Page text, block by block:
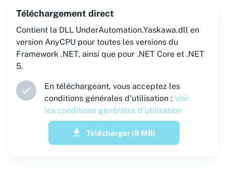
Téléchargement direct
Contient la DLL UnderAutomation.Yaskawa.dll en
version AnyCPU pour toutes les versions du
Framework .NET, ainsi que pour .NET Core et .NET
5.
En téléchargeant, vous acceptez les
conditions générales d'utilisation : Voir
les conditions générales d'utilisation
Télécharger (8 MB)